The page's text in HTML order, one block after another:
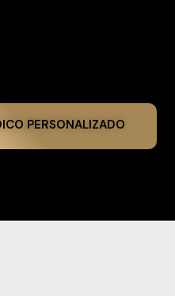
PERSONALIZADO